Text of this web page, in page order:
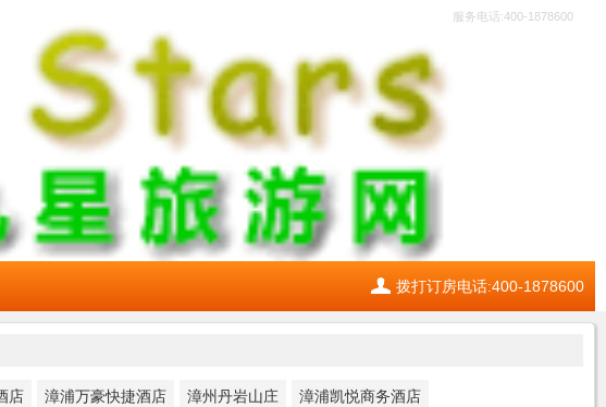
服务电话:400-1878600
拨打订房电话:400-1878600
店 漳浦万豪快捷酒店 漳州丹岩山庄 漳浦凯悦商务酒店